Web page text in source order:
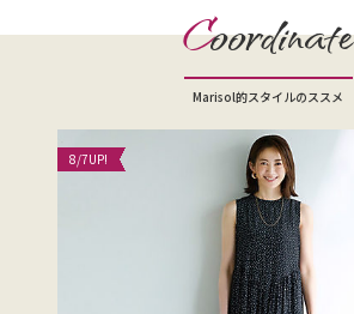
Coordinate
Marisol的スタイルのススメ
8/7UP!